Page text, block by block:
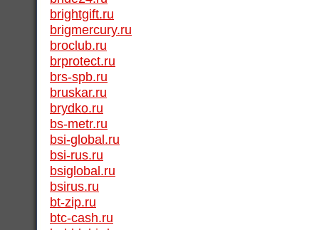
brightgift.ru
brigmercury.ru
broclub.ru
brprotect.ru
brs-spb.ru
bruskar.ru
brydko.ru
bs-metr.ru
bsi-global.ru
bsi-rus.ru
bsiglobal.ru
bsirus.ru
bt-zip.ru
btc-cash.ru